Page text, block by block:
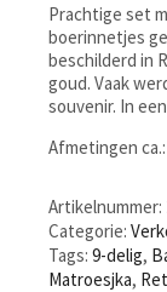
Prachtige set
boerinnetjes
beschilderd in
goud. Vaak
souvenir. In
Afmetingen
Artikelnummer:
Categorie:
Tags: 9-delig,
Matroesjka,